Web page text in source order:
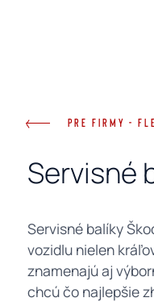
PRE FIRMY -
Servisné
Servisné balíky
vozidlu nielen
znamenajú aj
chcú čo najlepšie